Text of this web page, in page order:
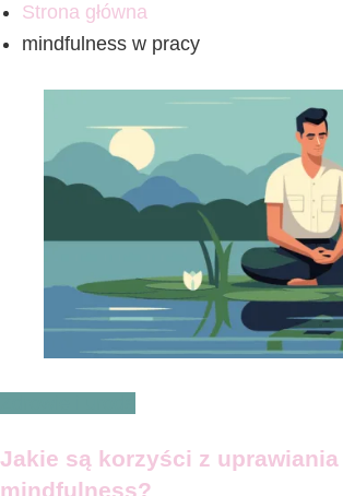
Strona główna
mindfulness w pracy
Jakie są korzyści z uprawiania
mindfulness?